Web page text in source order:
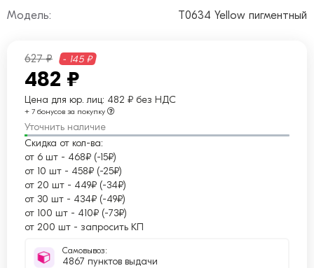
Модель:
T0634 Yellow пигментный
627 ₽ - 145 ₽
482 ₽
Цена для юр. лиц: 482 ₽ без НДС
+ 7 бонусов за покупку
Уточнить наличие
Скидка от кол-ва:
от 6 шт - 468₽ (-15₽)
от 10 шт - 458₽ (-25₽)
от 20 шт - 449₽ (-34₽)
от 30 шт - 434₽ (-49₽)
от 100 шт - 410₽ (-73₽)
от 200 шт - запросить КП
Самовывоз:
4867 пунктов выдачи